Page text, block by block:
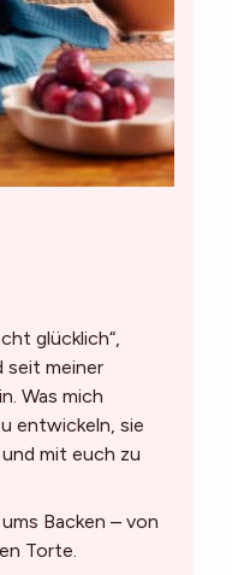
glücklich“,
seit meiner
Was mich
entwickeln, sie
mit euch zu
Backen – von
Torte.